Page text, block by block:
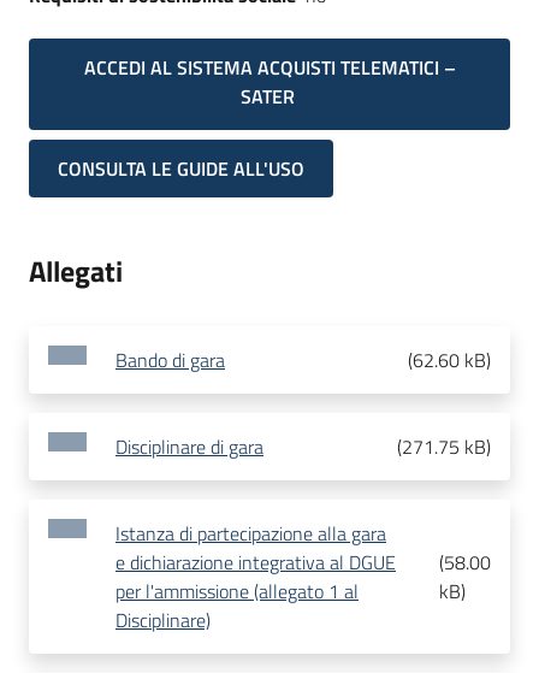
ACCEDI AL SISTEMA ACQUISTI TELEMATICI –
SATER
CONSULTA LE GUIDE ALL'USO
Allegati
Bando di gara (62.60 kB)
Disciplinare di gara (271.75 kB)
Istanza di partecipazione alla gara
e dichiarazione integrativa al DGUE
per l'ammissione (allegato 1 al
Disciplinare)
(58.00
kB)